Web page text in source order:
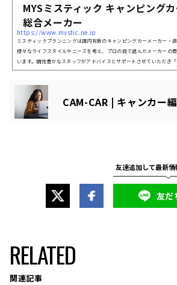
MYSミスティック キャンピング
総合メーカー
https://www.mystic.ne.jp
ミスティックプランニングは国内有数のキャンピングカーメーカー・
様々なライフスタイルやニーズを考え、プロの目で選んだメーカーの
います。個性豊かなスタッフがアドバイスとサポートさせていただき
選び」を心掛けています。
CAM-CAR | キャンカー
友だ
RELATED
関連記事